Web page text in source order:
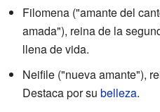
Filomena ("amante del
amada"), reina de la
llena de vida.
Neifile ("nueva amante"),
Destaca por su belleza.